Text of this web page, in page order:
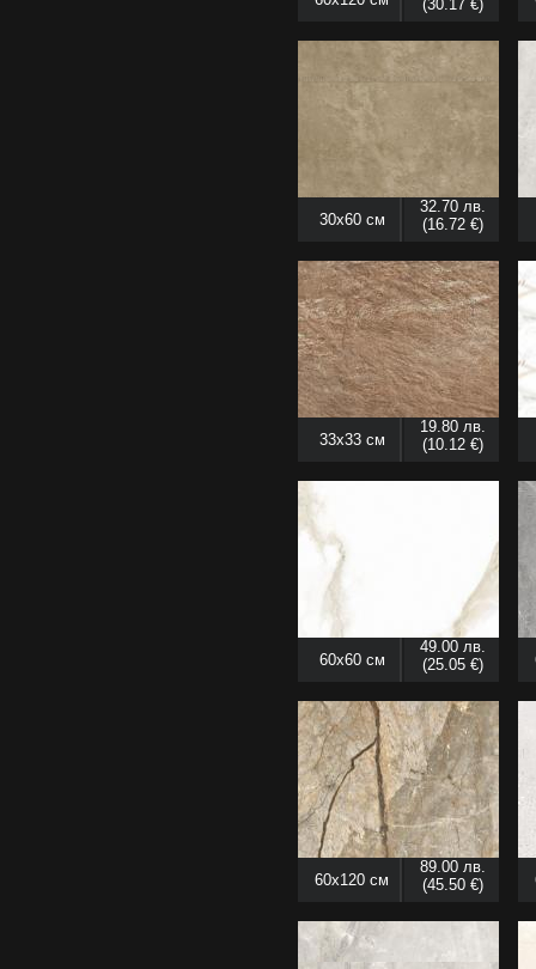
(30.17 €)
30x60 см
32.70 лв.
(16.72 €)
33x33 см
19.80 лв.
(10.12 €)
60x60 см
49.00 лв.
(25.05 €)
60x120 см
89.00 лв.
(45.50 €)